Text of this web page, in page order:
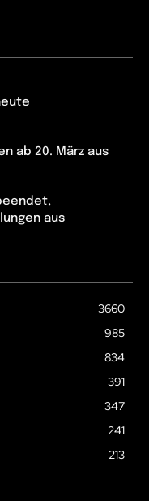
ab 20. März aus
aus
3660
985
834
391
347
241
213